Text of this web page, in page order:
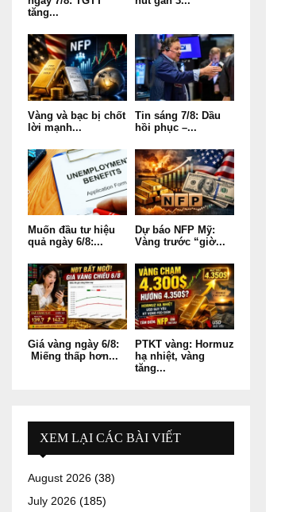
tăng...
Vàng và bạc bị chốt
lời mạnh...
Tin sáng 7/8: Dầu
hồi phục –...
Muốn đầu tư hiệu
quả ngày 6/8:...
Dự báo NFP Mỹ:
Vàng trước “giờ...
Giá vàng ngày 6/8:
Miếng thấp hơn...
PTKT vàng: Hormuz
hạ nhiệt, vàng
tăng...
XEM LẠI CÁC BÀI VIẾT
August 2026 (38)
July 2026 (185)